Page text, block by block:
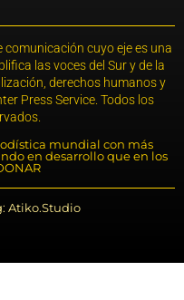
cuyo eje es una
las voces del Sur y de la
derechos humanos y
Press Service. Todos los
mundial con más
en desarrollo que en los
Atiko.Studio